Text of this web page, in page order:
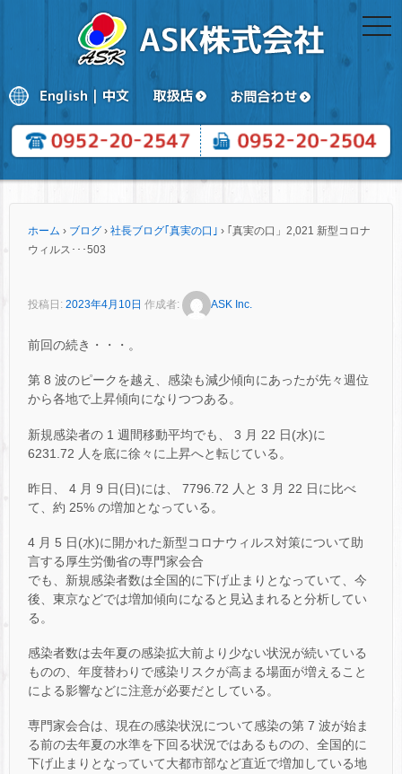
ホーム › ブログ › 社長ブログ｢真実の口｣ › ｢真実の口」2,021 新型コロナ
ウィルス･･･503
投稿日: 2023年4月10日 作成者: ASK Inc.
前回の続き・・・。
第 8 波のピークを越え、感染も減少傾向にあったが先々週位
から各地で上昇傾向になりつつある。
新規感染者の 1 週間移動平均でも、 3 月 22 日(水)に
6231.72 人を底に徐々に上昇へと転じている。
昨日、 4 月 9 日(日)には、 7796.72 人と 3 月 22 日に比べ
て、約 25% の増加となっている。
4 月 5 日(水)に開かれた新型コロナウィルス対策について助
言する厚生労働省の専門家会合
でも、新規感染者数は全国的に下げ止まりとなっていて、今
後、東京などでは増加傾向になると見込まれると分析してい
る。
感染者数は去年夏の感染拡大前より少ない状況が続いている
ものの、年度替わりで感染リスクが高まる場面が増えること
による影響などに注意が必要だとしている。
専門家会合は、現在の感染状況について感染の第 7 波が始ま
る前の去年夏の水準を下回る状況ではあるものの、全国的に
下げ止まりとなっていて大都市部など直近で増加している地